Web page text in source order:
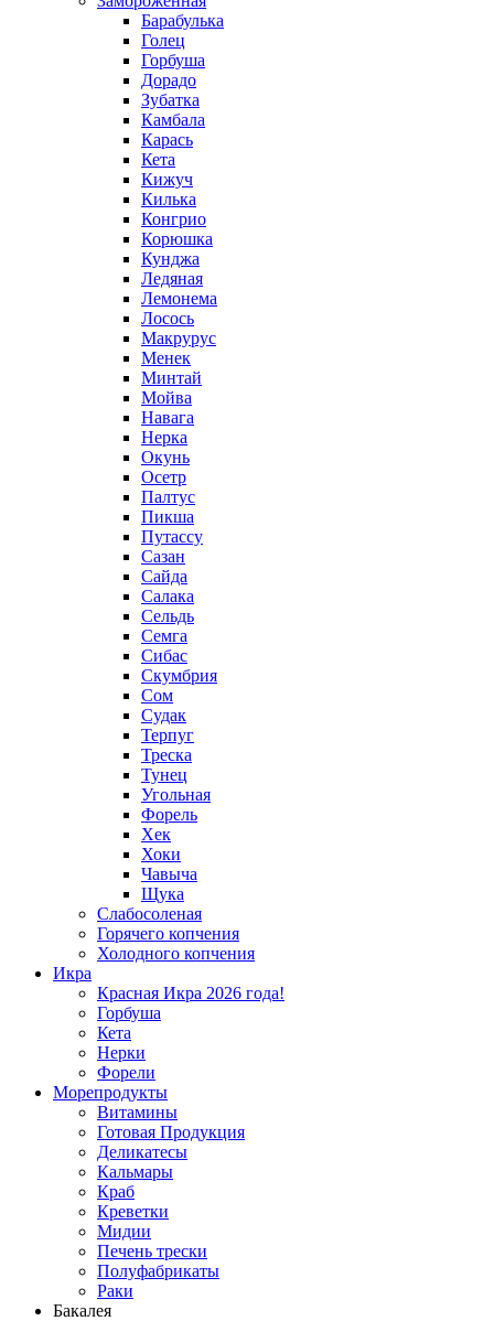
Барабулька
Голец
Горбуша
Дорадо
Зубатка
Камбала
Карась
Кета
Кижуч
Килька
Конгрио
Корюшка
Кунджа
Ледяная
Лемонема
Лосось
Макрурус
Менек
Минтай
Мойва
Навага
Нерка
Окунь
Осетр
Палтус
Пикша
Путассу
Сазан
Сайда
Салака
Сельдь
Семга
Сибас
Скумбрия
Сом
Судак
Терпуг
Треска
Тунец
Угольная
Форель
Хек
Хоки
Чавыча
Щука
Слабосоленая
Горячего копчения
Холодного копчения
Икра
Красная Икра 2026 года!
Горбуша
Кета
Нерки
Форели
Морепродукты
Витамины
Готовая Продукция
Деликатесы
Кальмары
Краб
Креветки
Мидии
Печень трески
Полуфабрикаты
Раки
Бакалея